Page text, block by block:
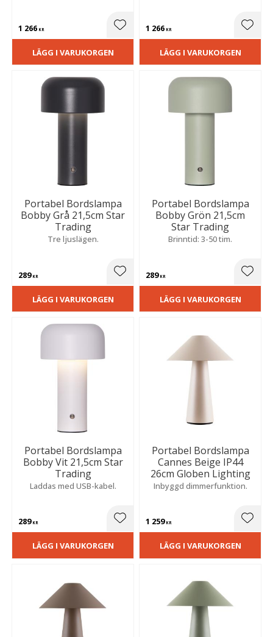
1 266 KR Lägg till i favoriter
LÄGG I VARUKORGEN
1 266 KR
LÄGG I VARUKORGEN
Portabel Bordslampa
Bobby Grå 21,5cm Star
Trading
Tre ljuslägen.
289KR Lägg till i favoriter
LÄGG I VARUKORGEN
Portabel Bordslampa
Bobby Grön 21,5cm
Star Trading
Brinntid: 3-50 tim.
289KR
LÄGG I VARUKORGEN
Portabel Bordslampa
Bobby Vit 21,5cm Star
Trading
Laddas med USB-kabel.
289KR Lägg till i favoriter
LÄGG I VARUKORGEN
Portabel Bordslampa
Cannes Beige IP44
26cm Globen Lighting
Inbyggd dimmerfunktion.
1 259KR
LÄGG I VARUKORGEN